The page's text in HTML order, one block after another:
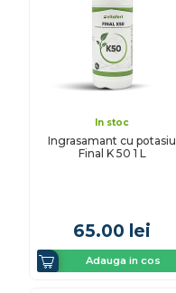
In stoc
Ingrasamant cu potasiu
Final K 50 1 L
65.00 lei
Adauga in cos